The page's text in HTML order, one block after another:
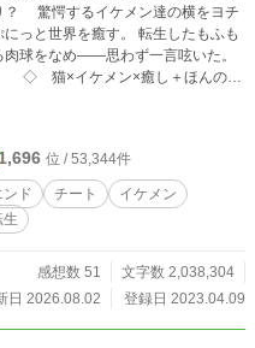
？ 驚愕するイケメン達の横をヨチ
を癒す。 転生したもふも
肉球をなめ――思わず一言呟いた。
り
きで好きでたまらないあなたへ。
いぐるみ。二足歩行のマンチカ
マちゃん〟と、最強の超イケメン
と癒しの猫系ものづくりハッピー
さ対策・神のごとき猫手 ▶ 第336
。会議中に飯テロカチュチャンド ▶
・マジ魔王な保護者様 ▶ 第457
1,696 位 / 53,344件
ド チート
イケメン
生
感想数 51
文字数 2,038,304
日 2026.08.02
登録日 2023.04.09